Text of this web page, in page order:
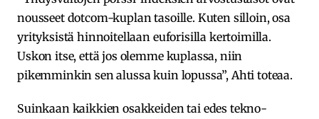
nousseet dotcom-kuplan tasoille. Kuten silloin, osa
yrityksistä hinnoitellaan euforisilla kertoimilla.
Uskon itse, että jos olemme kuplassa, niin
pikemminkin sen alussa kuin lopussa”, Ahti toteaa.
Suinkaan kaikkien osakkeiden tai edes tekno-